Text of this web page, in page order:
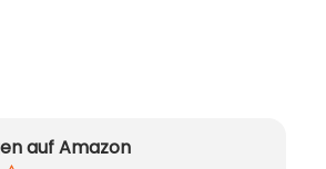
auf Amazon